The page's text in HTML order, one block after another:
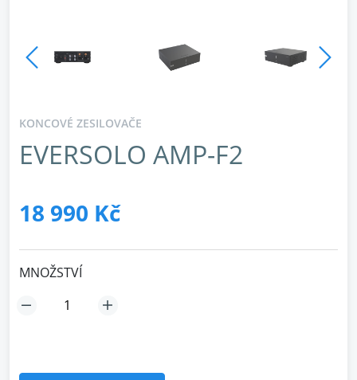
KONCOVÉ ZESILOVAČE
EVERSOLO AMP-F2
18 990 Kč
MNOŽSTVÍ